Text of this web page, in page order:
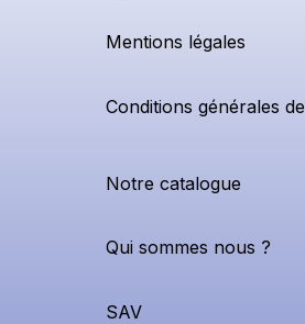
Mentions légales
Conditions générales
Notre catalogue
Qui sommes nous ?
SAV